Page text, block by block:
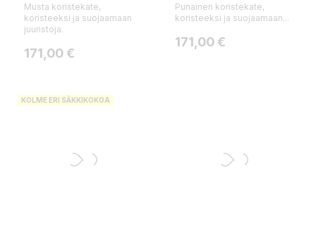
Musta koristekate,
koristeeksi ja suojaamaan
juuristoja.
Hinta
171,00 €
Punainen koristekate,
koristeeksi ja suojaamaan...
Hinta
171,00 €
KOLME ERI SÄKKIKOKOA